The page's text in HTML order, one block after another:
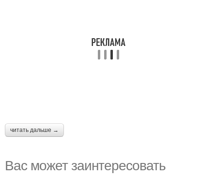
читать дальше →
Вас может заинтересовать